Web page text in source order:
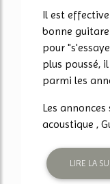
Il est
bonne
pour
plus poussé,
parmi les
Les
acoustique ,
LIRE LA